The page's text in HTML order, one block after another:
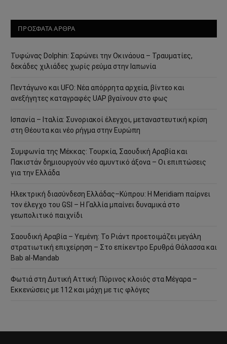
ΠΡΟΣΦΑΤΑ ΑΡΘΡΑ
Τυφώνας Dolphin: Σαρώνει την Οκινάουα – Τραυματίες,
δεκάδες χιλιάδες χωρίς ρεύμα στην Ιαπωνία
Πεντάγωνο και UFO: Νέα απόρρητα αρχεία, βίντεο και
ανεξήγητες καταγραφές UAP βγαίνουν στο φως
Ισπανία – Ιταλία: Συνοριακοί έλεγχοι, μεταναστευτική κρίση
στη Θέουτα και νέο ρήγμα στην Ευρώπη
Συμφωνία της Μέκκας: Τουρκία, Σαουδική Αραβία και
Πακιστάν δημιουργούν νέο αμυντικό άξονα – Οι επιπτώσεις
για την Ελλάδα
Ηλεκτρική διασύνδεση Ελλάδας–Κύπρου: Η Meridiam παίρνει
τον έλεγχο του GSI – Η Γαλλία μπαίνει δυναμικά στο
γεωπολιτικό παιχνίδι
Σαουδική Αραβία – Υεμένη: Το Ριάντ προετοιμάζει μεγάλη
στρατιωτική επιχείρηση – Στο επίκεντρο Ερυθρά Θάλασσα και
Bab al-Mandab
Φωτιά στη Δυτική Αττική: Πύρινος κλοιός στα Μέγαρα –
Εκκενώσεις με 112 και μάχη με τις φλόγες